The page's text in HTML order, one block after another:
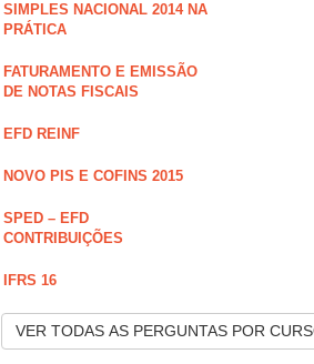
SIMPLES NACIONAL 2014 NA
PRÁTICA
FATURAMENTO E EMISSÃO
DE NOTAS FISCAIS
EFD REINF
NOVO PIS E COFINS 2015
SPED – EFD
CONTRIBUIÇÕES
IFRS 16
VER TODAS AS PERGUNTAS POR